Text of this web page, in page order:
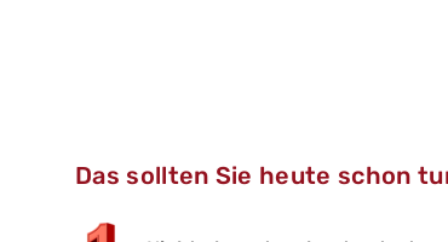
Das sollten Sie heute schon